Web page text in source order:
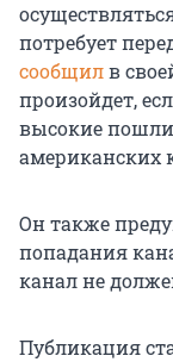
потребует
сообщилв
произойдет,
высокие
американских
Он также
попадания
канал не
Публикация